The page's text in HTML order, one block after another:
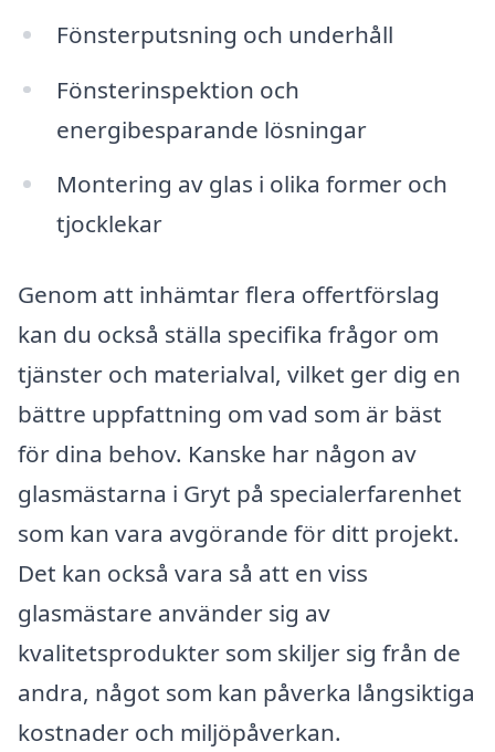
Fönsterputsning och underhåll
Fönsterinspektion och
energibesparande lösningar
Montering av glas i olika former och
tjocklekar
Genom att inhämtar flera offertförslag
kan du också ställa specifika frågor om
tjänster och materialval, vilket ger dig en
bättre uppfattning om vad som är bäst
för dina behov. Kanske har någon av
glasmästarna i Gryt på specialerfarenhet
som kan vara avgörande för ditt projekt.
Det kan också vara så att en viss
glasmästare använder sig av
kvalitetsprodukter som skiljer sig från de
andra, något som kan påverka långsiktiga
kostnader och miljöpåverkan.